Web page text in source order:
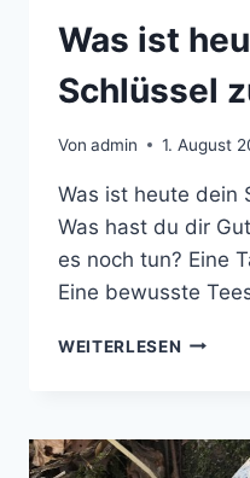
Was ist
Schlüssel
Von admin 1. August
Was ist heute dein
Was hast du dir
es noch tun? Eine
Eine bewusste
WEITERLESEN WAS
ZUM